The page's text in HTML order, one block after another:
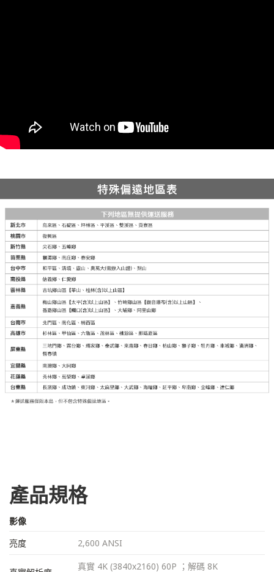
產品規格
影像
亮度
2,600 ANSI
真實 4K (3840x2160) 60P ；解碼 8K